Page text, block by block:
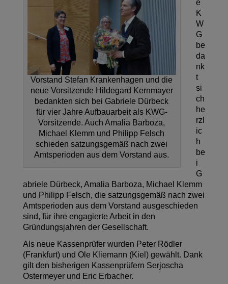
Vorstand Stefan Krankenhagen und die
neue Vorsitzende Hildegard Kernmayer
bedankten sich bei Gabriele Dürbeck
für vier Jahre Aufbauarbeit als KWG-
Vorsitzende. Auch Amalia Barboza,
Michael Klemm und Philipp Felsch
schieden satzungsgemäß nach zwei
Amtsperioden aus dem Vorstand aus.
e
K
W
G
be
da
nk
t
si
ch
he
rzl
ic
h
be
i
G
abriele Dürbeck, Amalia Barboza, Michael Klemm
und Philipp Felsch, die satzungsgemäß nach zwei
Amtsperioden aus dem Vorstand ausgeschieden
sind, für ihre engagierte Arbeit in den
Gründungsjahren der Gesellschaft.
Als neue Kassenprüfer wurden Peter Rödler
(Frankfurt) und Ole Kliemann (Kiel) gewählt. Dank
gilt den bisherigen Kassenprüfern Serjoscha
Ostermeyer und Eric Erbacher.